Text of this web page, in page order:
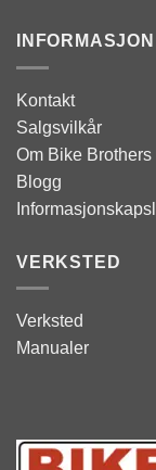
INFORMASJON
Kontakt
Salgsvilkår
Om Bike Brothers
Blogg
VERKSTED
Verksted
Manualer